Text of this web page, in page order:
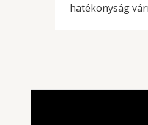
hatékonyság